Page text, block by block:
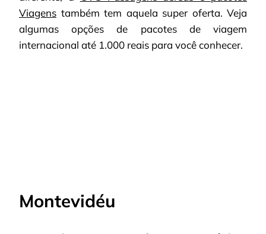
Viagens também tem aquela super oferta. Veja
algumas opções de pacotes de viagem
internacional até 1.000 reais para você conhecer.
Montevidéu